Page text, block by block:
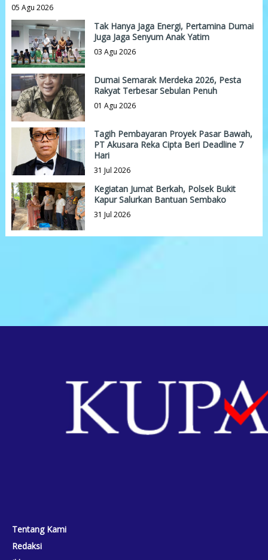
05 Agu 2026
Tak Hanya Jaga Energi, Pertamina Dumai
Juga Jaga Senyum Anak Yatim
03 Agu 2026
Dumai Semarak Merdeka 2026, Pesta
Rakyat Terbesar Sebulan Penuh
01 Agu 2026
Tagih Pembayaran Proyek Pasar Bawah,
PT Akusara Reka Cipta Beri Deadline 7
Hari
31 Jul 2026
Kegiatan Jumat Berkah, Polsek Bukit
Kapur Salurkan Bantuan Sembako
31 Jul 2026
Tentang Kami
Redaksi